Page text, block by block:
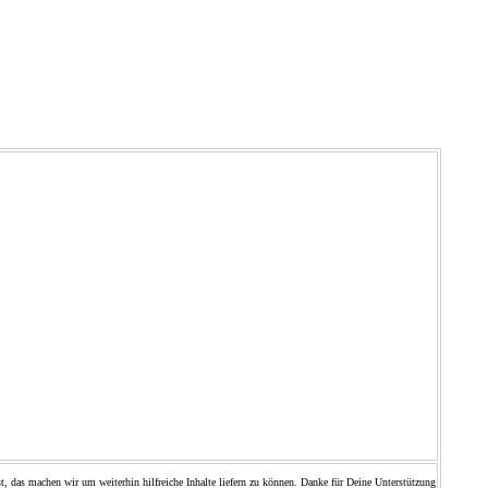
machen wir um weiterhin hilfreiche Inhalte liefern zu können. Danke für Deine Unterstützung